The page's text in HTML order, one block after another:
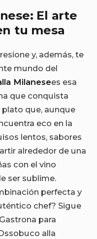
El arte
tu mesa
y, además, te
mundo del
Milanesees esa
que conquista
plato que, aunque
eco en la
lentos, sabores
alrededor de una
con el vino
ser sublime.
perfecta y
chef? Sigue
para
alla